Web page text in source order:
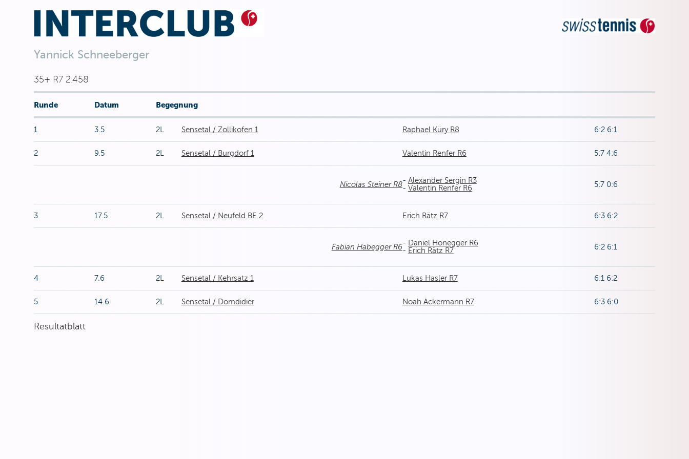
Yannick Schneeberger
35+ R7 2.458
Runde Datum Begegnung
1 3.5 2L Sensetal / Zollikofen 1 Raphael Küry R8 6:2 6:1
2 9.5 2L Sensetal / Burgdorf 1 Valentin Renfer R6 5:7 4:6
Nicolas Steiner R8- Alexander Sergin R3
- Valentin Renfer R6 5:7 0:6
3 17.5 2L Sensetal / Neufeld BE 2 Erich Rätz R7 6:3 6:2
Fabian Habegger R6- Daniel Honegger R6
- Erich Rätz R7 6:2 6:1
4 7.6 2L Sensetal / Kehrsatz 1 Lukas Hasler R7 6:1 6:2
5 14.6 2L Sensetal / Domdidier Noah Ackermann R7 6:3 6:0
Resultatblatt